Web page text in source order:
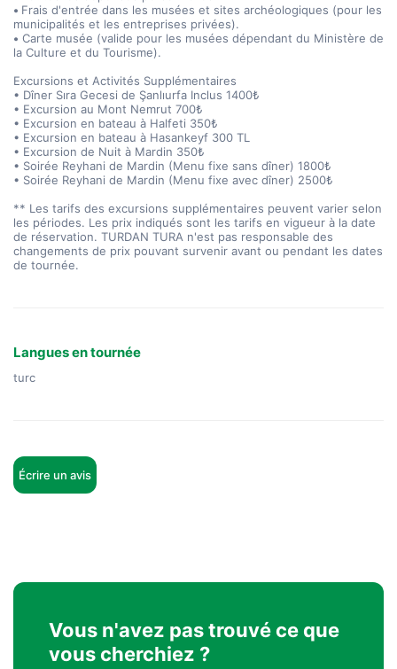
• Frais d'entrée dans les musées et sites archéologiques (pour les
municipalités et les entreprises privées).
• Carte musée (valide pour les musées dépendant du Ministère de
la Culture et du Tourisme).
Excursions et Activités Supplémentaires
• Dîner Sıra Gecesi de Şanlıurfa Inclus 1400₺
• Excursion au Mont Nemrut 700₺
• Excursion en bateau à Halfeti 350₺
• Excursion en bateau à Hasankeyf 300 TL
• Excursion de Nuit à Mardin 350₺
• Soirée Reyhani de Mardin (Menu fixe sans dîner) 1800₺
• Soirée Reyhani de Mardin (Menu fixe avec dîner) 2500₺
** Les tarifs des excursions supplémentaires peuvent varier selon
les périodes. Les prix indiqués sont les tarifs en vigueur à la date
de réservation. TURDAN TURA n'est pas responsable des
changements de prix pouvant survenir avant ou pendant les dates
de tournée.
Langues en tournée
turc
Écrire un avis
Vous n'avez pas trouvé ce que
vous cherchiez ?